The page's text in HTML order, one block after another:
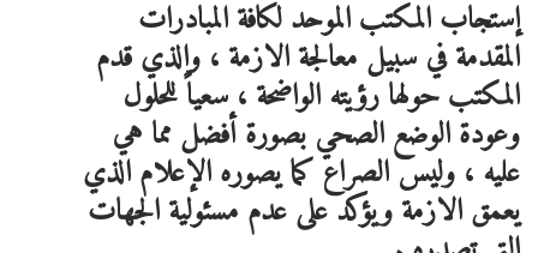
إستجاب المكتب الموحد لكافة المبادرات
المقدمة في سبيل معالجة الازمة ، والذي قدم
المكتب حولها رؤيته الواضحة ، سعياً للحلول
وعودة الوضع الصحي بصورة أفضل مما هي
عليه ، وليس الصراع كما يصوره الإعلام الذي
يعمق الازمة ويؤكد على عدم مسئولية الجهات